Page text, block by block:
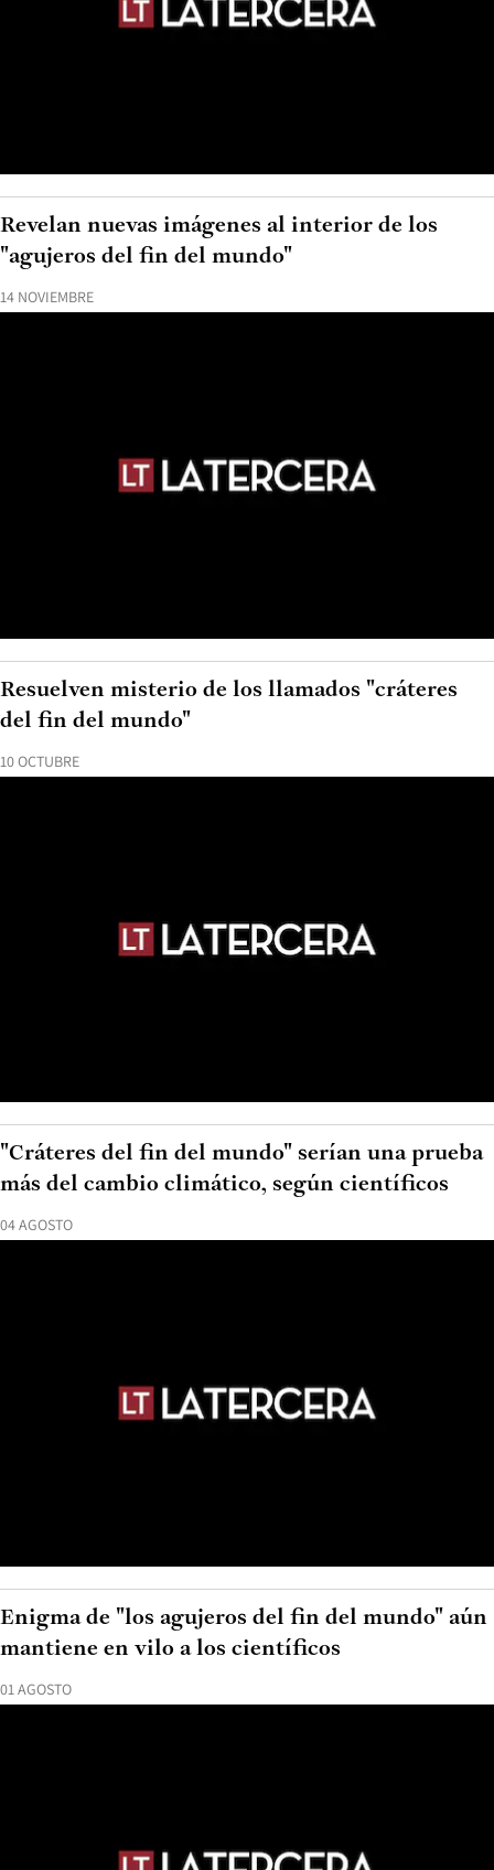
14 NOVIEMBRE
Revelan nuevas imágenes al interior de los
"agujeros del fin del mundo"
10 OCTUBRE
Resuelven misterio de los llamados "cráteres
del fin del mundo"
04 AGOSTO
"Cráteres del fin del mundo" serían una prueba
más del cambio climático, según científicos
01 AGOSTO
Enigma de "los agujeros del fin del mundo" aún
mantiene en vilo a los científicos